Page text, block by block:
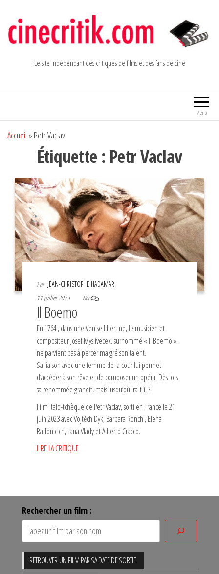
contenu
Le site indépendant des critiques de films et des fans de ciné
Menu
Accueil » Petr Vaclav
Étiquette : Petr Vaclav
Par JEAN-CHRISTOPHE HADAMAR
11 juillet 2023
Non
Il Boemo
En 1764., dans une Venise libertine, le musicien et
compositeur Josef Myslivecek, surnommé « Il Boemo »,
ne parvient pas à percer malgré son talent.
Sa liaison avec une femme de la cour lui permet
d’accéder à son rêve et de composer un opéra. Dès lors
sa renommée grandit, mais jusqu’où ira-t-il ?
Film italo-tchèque de Petr Vaclav, sorti en France le 21
juin 2023 avec Vojtěch Dyk, Barbara Ronchi, Elena
Radonicich, Lana Vlady et Alberto Cracco.
LIRE LA CRITIQUE
Rechercher un film :
RETROUVER UN FILM PAR SA DATE DE SORTIE